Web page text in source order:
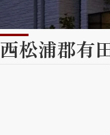
北海道
関西
西松浦郡有